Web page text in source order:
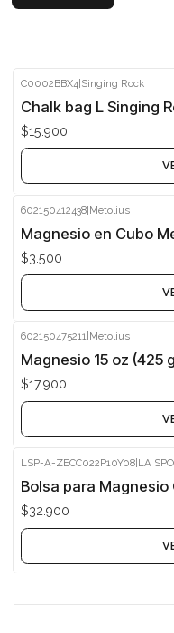
C0002BBX4|Singing Rock
Chalk bag L Singing
$15.900
602150412438|Metolius
Magnesio en Cubo
$3.500
602150475211 Metolius
Magnesio 15 oz (425
$17.900
LSP-A-ZECC022P10Y08 LA
Bolsa para Magnesio
$32.900